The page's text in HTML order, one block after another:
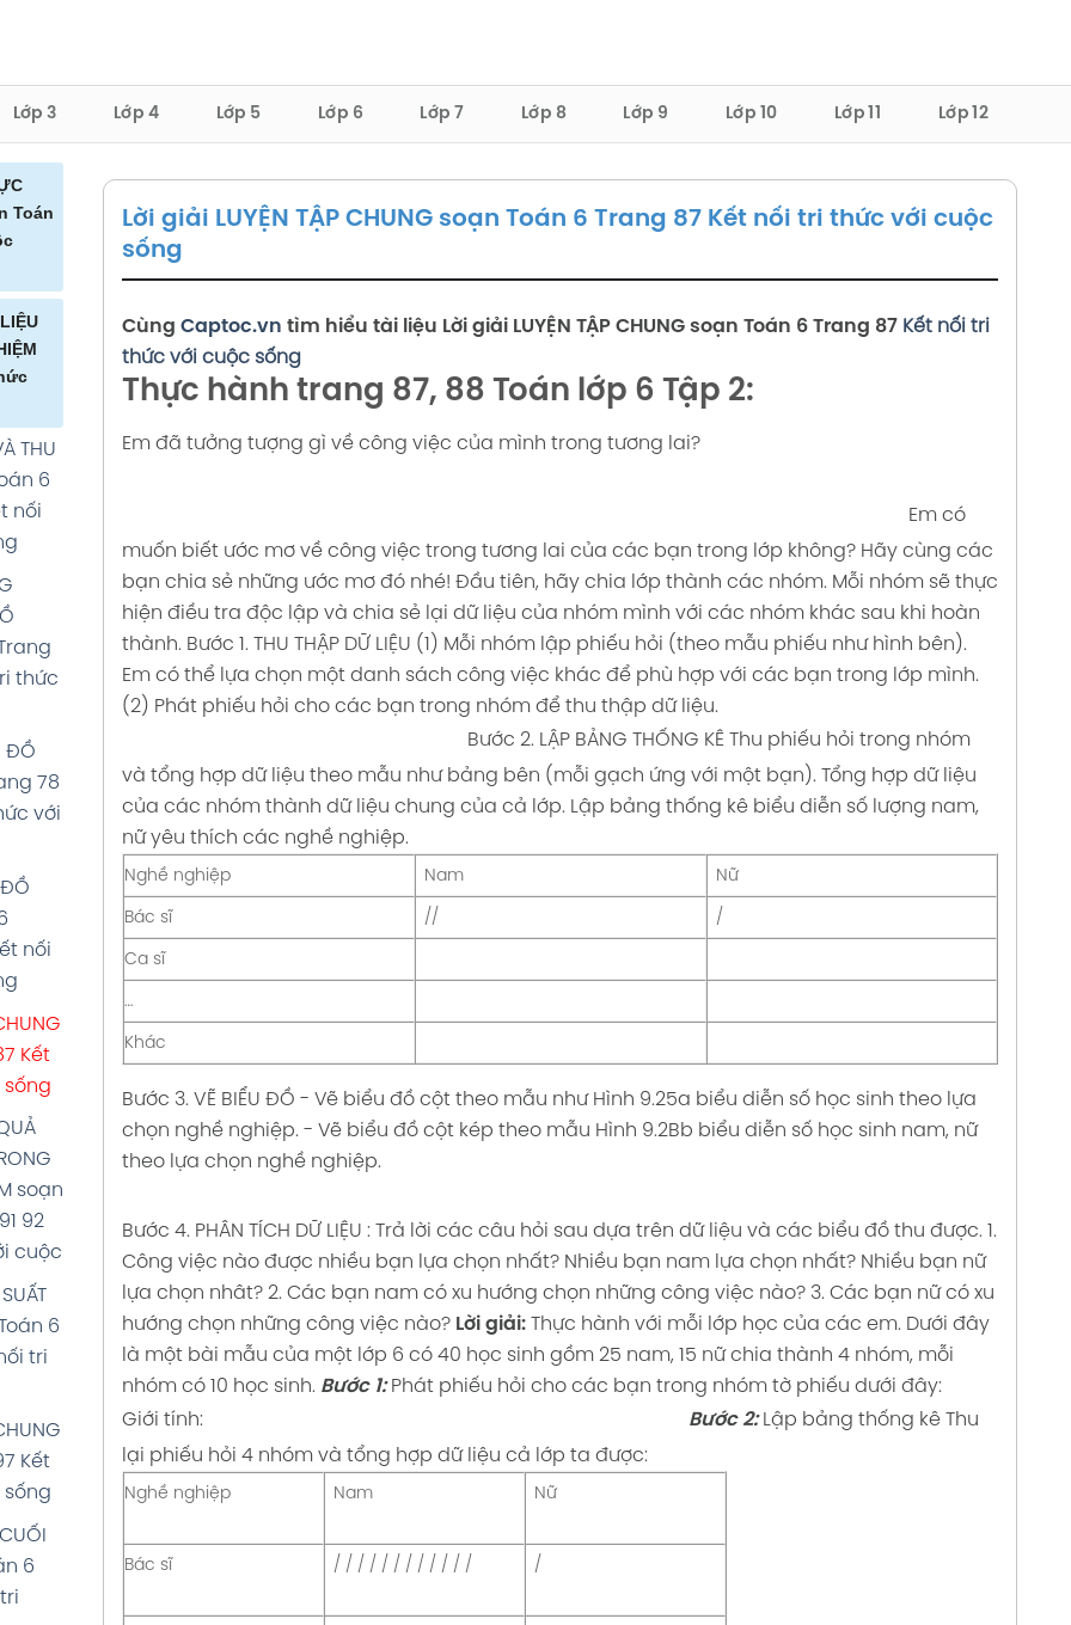
Lớp 3 Lớp 4 Lớp 5 Lớp 6 Lớp 7 Lớp 8 Lớp 9 Lớp 10 Lớp 11 Lớp 12
Toán
ĐÌNH
THỂ
6
6
tri
THU
6
nối
thức
ĐỒ
78
với
nối
Kết
sống
soạn
92
cuộc
6
tri
Kết
sống
6
Lời giải LUYỆN TẬP CHUNG soạn Toán 6 Trang 87 Kết nối tri thức với cuộc
sống
Cùng Captoc.vn tìm hiểu tài liệu Lời giải LUYỆN TẬP CHUNG soạn Toán 6 Trang 87 Kết nối tri
thức với cuộc sống
Thực hành trang 87, 88 Toán lớp 6 Tập 2:
Em đã tưởng tượng gì về công việc của mình trong tương lai?
Em có
muốn biết ước mơ về công việc trong tương lai của các bạn trong lớp không? Hãy cùng các
bạn chia sẻ những ước mơ đó nhé! Đầu tiên, hãy chia lớp thành các nhóm. Mỗi nhóm sẽ thực
hiện điều tra độc lập và chia sẻ lại dữ liệu của nhóm mình với các nhóm khác sau khi hoàn
thành. Bước 1. THU THẬP DỮ LIỆU (1) Mỗi nhóm lập phiếu hỏi (theo mẫu phiếu như hình bên).
Em có thể lựa chọn một danh sách công việc khác để phù hợp với các bạn trong lớp mình.
(2) Phát phiếu hỏi cho các bạn trong nhóm để thu thập dữ liệu.
Bước 2. LẬP BẢNG THỐNG KÊ Thu phiếu hỏi trong nhóm
và tổng hợp dữ liệu theo mẫu như bảng bên (mỗi gạch ứng với một bạn). Tổng hợp dữ liệu
của các nhóm thành dữ liệu chung của cả lớp. Lập bảng thống kê biểu diễn số lượng nam,
nữ yêu thích các nghề nghiệp.
Nghề nghiệp Nam Nữ
Bác sĩ // /
Ca sĩ
…
Khác
Bước 3. VẼ BIỂU ĐỒ - Vẽ biểu đồ cột theo mẫu như Hình 9.25a biểu diễn số học sinh theo lựa
chọn nghề nghiệp. - Vẽ biểu đồ cột kép theo mẫu Hình 9.2Bb biểu diễn số học sinh nam, nữ
theo lựa chọn nghề nghiệp.
Bước 4. PHÂN TÍCH DỮ LIỆU : Trả lời các câu hỏi sau dựa trên dữ liệu và các biểu đồ thu được. 1.
Công việc nào được nhiều bạn lựa chọn nhất? Nhiều bạn nam lựa chọn nhất? Nhiều bạn nữ
lựa chọn nhât? 2. Các bạn nam có xu hướng chọn những công việc nào? 3. Các bạn nữ có xu
hướng chọn những công việc nào? Lời giải: Thực hành với mỗi lớp học của các em. Dưới đây
là một bài mẫu của một lớp 6 có 40 học sinh gồm 25 nam, 15 nữ chia thành 4 nhóm, mỗi
nhóm có 10 học sinh. Bước 1:Phát phiếu hỏi cho các bạn trong nhóm tờ phiếu dưới đây:
Giới tính:
Bước 2:Lập bảng thống kê Thu
lại phiếu hỏi 4 nhóm và tổng hợp dữ liệu cả lớp ta được:
Nghề nghiệp Nam Nữ
Bác sĩ / / / / / / / / / / / / /